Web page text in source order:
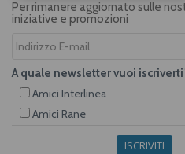
Per rimanere aggiornato sulle
iniziative e promozioni
A quale newsletter vuoi
Amici Interlinea
Amici Rane
ISCRIVITI